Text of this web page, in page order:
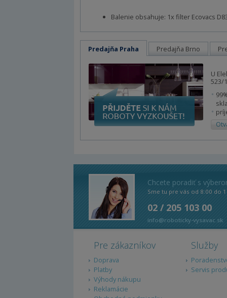
Balenie obsahuje: 1x filter Ecovacs
Predajňa Praha Predajňa Brno
U
523/
Chcete poradiť s
Sme tu pre vás od 8:00 do
02 / 205 103 00
info@roboticky-vysavac.sk
Pre zákazníkov
Doprava
Platby
Výhody nákupu
Reklamácie
Služby
Servis